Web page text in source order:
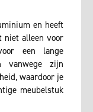
en heeft
niet alleen voor
een lange
vanwege zijn
waardoor je
meubelstuk